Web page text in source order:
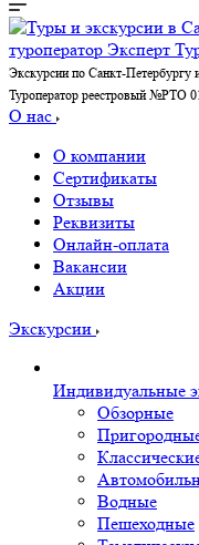
Экскурсии по Санкт-
Туроператор реестровый №РТО
О нас
О компании
Сертификаты
Отзывы
Реквизиты
Онлайн-оплата
Вакансии
Акции
Экскурсии
Индивидуальные
Обзорные
Водные
Пешеходные